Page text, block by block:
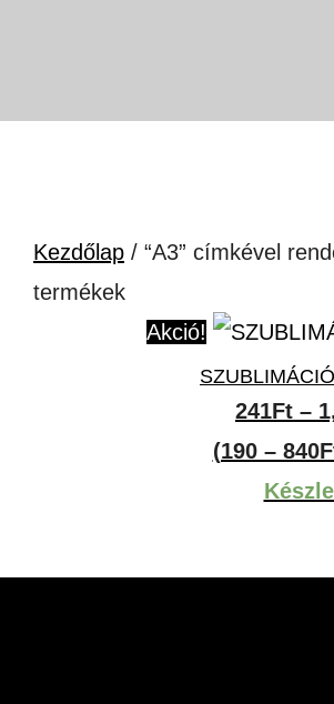
Kezdőlap / “A3” címkével
termékek
Akció!
241Ft –
(190 –